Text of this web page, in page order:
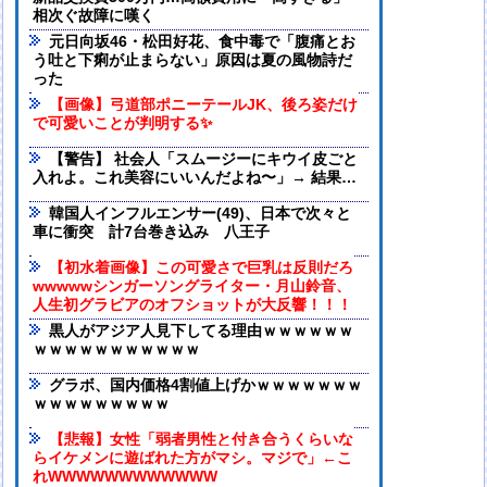
相次ぐ故障に嘆く
元日向坂46・松田好花、食中毒で「腹痛とお
う吐と下痢が止まらない」原因は夏の風物詩だ
った
【画像】弓道部ポニーテールJK、後ろ姿だけ
で可愛いことが判明する✨
【警告】 社会人「スムージーにキウイ皮ごと
入れよ。これ美容にいいんだよね〜」→ 結果…
韓国人インフルエンサー(49)、日本で次々と
車に衝突 計7台巻き込み 八王子
【初水着画像】この可愛さで巨乳は反則だろ
wwwwwシンガーソングライター・月山鈴音、
人生初グラビアのオフショットが大反響！！！
黒人がアジア人見下してる理由ｗｗｗｗｗｗ
ｗｗｗｗｗｗｗｗｗｗｗ
グラボ、国内価格4割値上げかｗｗｗｗｗｗｗ
ｗｗｗｗｗｗｗｗｗ
【悲報】女性「弱者男性と付き合うくらいな
らイケメンに遊ばれた方がマシ。マジで」←こ
れWWWWWWWWWWWW